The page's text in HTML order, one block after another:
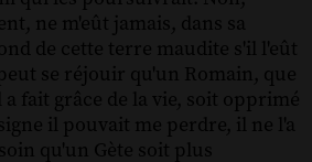
ne m'eût jamais, dans sa
de cette terre maudite s'il l'eût
se réjouir qu'un Romain, que
fait grâce de la vie, soit opprimé
il pouvait me perdre, il ne l'a
qu'un Gète soit plus